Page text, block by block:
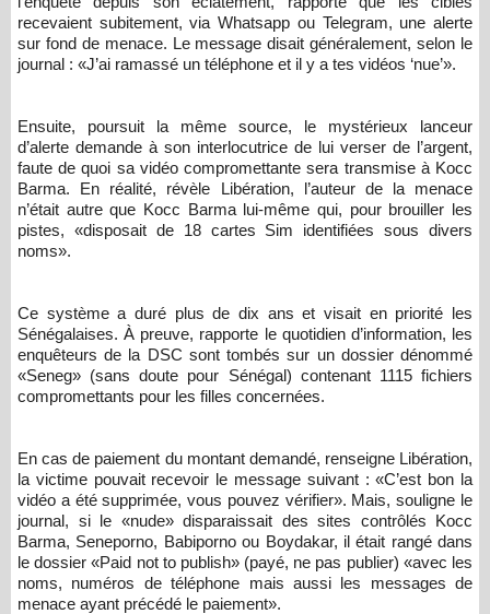
recevaient subitement, via Whatsapp ou Telegram, une alerte
sur fond de menace. Le message disait généralement, selon le
journal : «J’ai ramassé un téléphone et il y a tes vidéos ‘nue’».
Ensuite, poursuit la même source, le mystérieux lanceur
d’alerte demande à son interlocutrice de lui verser de l’argent,
faute de quoi sa vidéo compromettante sera transmise à Kocc
Barma. En réalité, révèle Libération, l’auteur de la menace
n’était autre que Kocc Barma lui-même qui, pour brouiller les
pistes, «disposait de 18 cartes Sim identifiées sous divers
noms».
Ce système a duré plus de dix ans et visait en priorité les
Sénégalaises. À preuve, rapporte le quotidien d’information, les
enquêteurs de la DSC sont tombés sur un dossier dénommé
«Seneg» (sans doute pour Sénégal) contenant 1115 fichiers
compromettants pour les filles concernées.
En cas de paiement du montant demandé, renseigne Libération,
la victime pouvait recevoir le message suivant : «C’est bon la
vidéo a été supprimée, vous pouvez vérifier». Mais, souligne le
journal, si le «nude» disparaissait des sites contrôlés Kocc
Barma, Seneporno, Babiporno ou Boydakar, il était rangé dans
le dossier «Paid not to publish» (payé, ne pas publier) «avec les
noms, numéros de téléphone mais aussi les messages de
menace ayant précédé le paiement».